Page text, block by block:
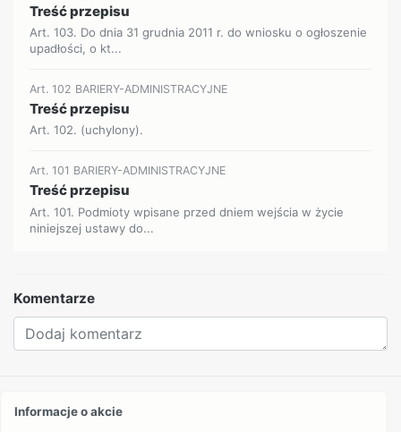
Treść przepisu
Art. 103. Do dnia 31 grudnia 2011 r. do wniosku o ogłoszenie
upadłości, o kt...
Art. 102 BARIERY-ADMINISTRACYJNE
Treść przepisu
Art. 102. (uchylony).
Art. 101 BARIERY-ADMINISTRACYJNE
Treść przepisu
Art. 101. Podmioty wpisane przed dniem wejścia w życie
niniejszej ustawy do...
Komentarze
Informacje o akcie